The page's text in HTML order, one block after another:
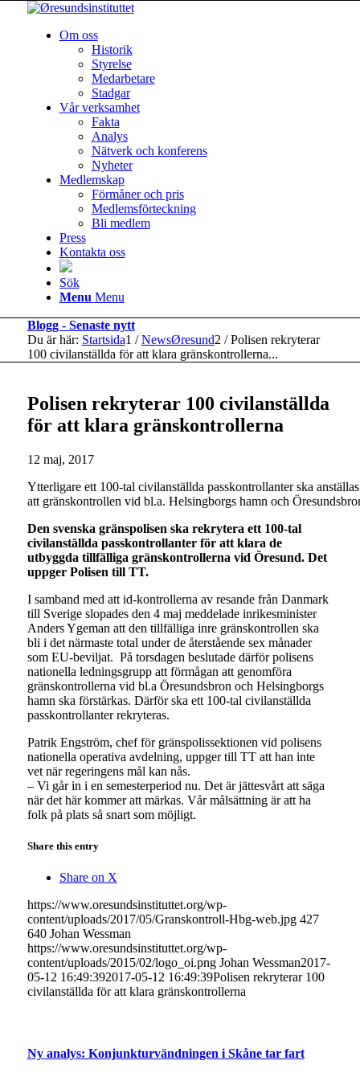
Om oss
Historik
Styrelse
Medarbetare
Stadgar
Vår verksamhet
Fakta
Analys
Nätverk och konferens
Nyheter
Medlemskap
Förmåner och pris
Medlemsförteckning
Bli medlem
Press
Kontakta oss
Sök
Menu Menu
Blogg - Senaste nytt
Du är här: Startsida1 / NewsØresund2 / Polisen rekryterar
100 civilanställda för att klara gränskontrollerna...
Polisen rekryterar 100 civilanställda
för att klara gränskontrollerna
12 maj, 2017
Ytterligare ett 100-tal civilanställda passkontrollanter ska
att gränskontrollen vid bl.a. Helsingborgs hamn och
Den svenska gränspolisen ska rekrytera ett 100-tal
civilanställda passkontrollanter för att klara de
utbyggda tillfälliga gränskontrollerna vid Öresund. Det
uppger Polisen till TT.
I samband med att id-kontrollerna av resande från Danmark
till Sverige slopades den 4 maj meddelade inrikesminister
Anders Ygeman att den tillfälliga inre gränskontrollen ska
bli i det närmaste total under de återstående sex månader
som EU-beviljat. På torsdagen beslutade därför polisens
nationella ledningsgrupp att förmågan att genomföra
gränskontrollerna vid bl.a Öresundsbron och Helsingborgs
hamn ska förstärkas. Därför ska ett 100-tal civilanställda
passkontrollanter rekryteras.
Patrik Engström, chef för gränspolissektionen vid polisens
nationella operativa avdelning, uppger till TT att han inte
vet när regeringens mål kan nås.
– Vi går in i en semesterperiod nu. Det är jättesvårt att säga
när det här kommer att märkas. Vår målsättning är att ha
folk på plats så snart som möjligt.
Share this entry
Share on X
https://www.oresundsinstituttet.org/wp-
content/uploads/2017/05/Granskontroll-Hbg-web.jpg 427
640 Johan Wessman
https://www.oresundsinstituttet.org/wp-
content/uploads/2015/02/logo_oi.png Johan Wessman2017-
05-12 16:49:392017-05-12 16:49:39Polisen rekryterar 100
civilanställda för att klara gränskontrollerna
Ny analys: Konjunkturvändningen i Skåne tar fart